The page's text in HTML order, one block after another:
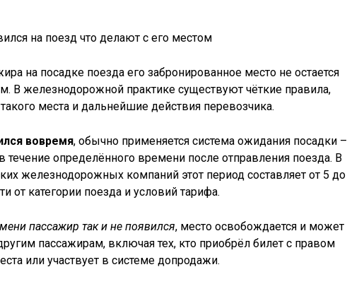
на посадке поезда его забронированное место не остается
В железнодорожной практике существуют чёткие правила,
места и дальнейшие действия перевозчика.
вовремя, обычно применяется система ожидания посадки –
течение определённого времени после отправления поезда. В
железнодорожных компаний этот период составляет от 5 до
от категории поезда и условий тарифа.
пассажир так и не появился, место освобождается и может
пассажирам, включая тех, кто приобрёл билет с правом
или участвует в системе допродажи.